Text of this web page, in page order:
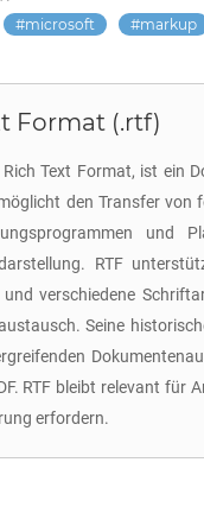
microsoft markup
Format (.rtf)
Rich Text Format, ist ein
den Transfer von
und
RTF
verschiedene
Seine
RTF bleibt relevant für
erfordern.